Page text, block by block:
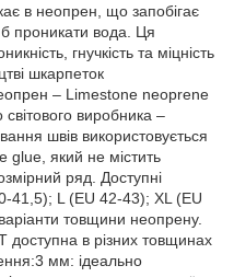
в неопрен, що запобігає
проникати вода. Ця
гнучкість та міцність
шкарпеток
– Limestone neoprene
світового виробника –
швів використовується
glue, який не містить
ряд. Доступні
41,5); L (EU 42-43); XL (EU
товщини неопрену.
доступна в різних товщинах
мм: ідеально